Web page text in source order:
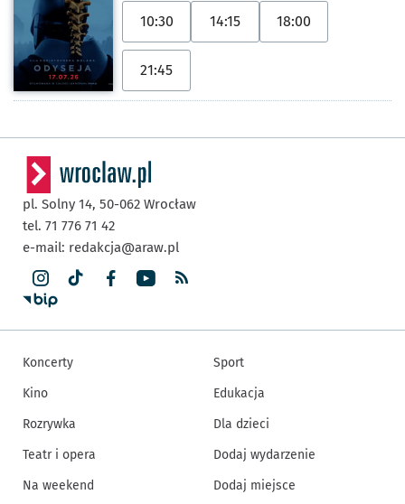
10:30 14:15 18:00
21:45
pl. Solny 14, 50-062 Wrocław
tel. 71 776 71 42
e-mail: redakcja@araw.pl
Koncerty
Kino
Rozrywka
Teatr i opera
Na weekend
Sport
Edukacja
Dla dzieci
Dodaj wydarzenie
Dodaj miejsce